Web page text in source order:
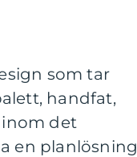
som tar
handfat,
inom det
en planlösning